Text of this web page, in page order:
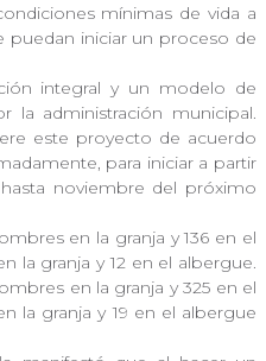
mínimas de vida a
puedan iniciar un proceso de
integral y un modelo de
la administración municipal.
este proyecto de acuerdo
para iniciar a partir
noviembre del próximo
en la granja y 136 en el
la granja y 12 en el albergue.
en la granja y 325 en el
la granja y 19 en el albergue